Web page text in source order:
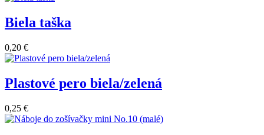
Biela taška
0,20 €
Plastové pero biela/zelená
0,25 €